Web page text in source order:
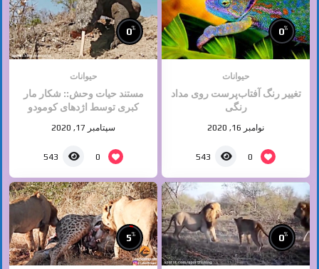
0%
حیوانات
تغییر رنگ آفتاب‌پرست روی مداد
رنگی
نوامبر 16, 2020
0
543
0%
حیوانات
مستند حیات وحش:: شکار مار
کبری توسط اژدهای کومودو
سپتامبر 17, 2020
0
543
0%
5%